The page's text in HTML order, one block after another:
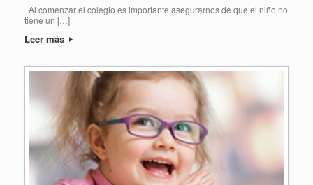
Al comenzar el colegio es importante asegurarnos de que el niño no
tiene un […]
Leer más